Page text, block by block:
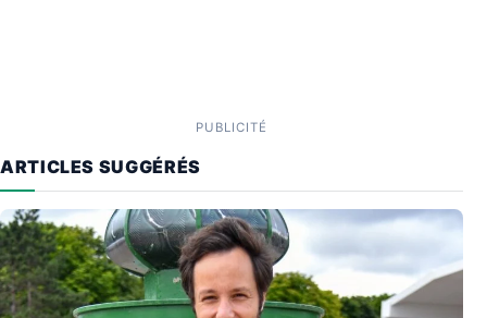
PUBLICITÉ
ARTICLES SUGGÉRÉS